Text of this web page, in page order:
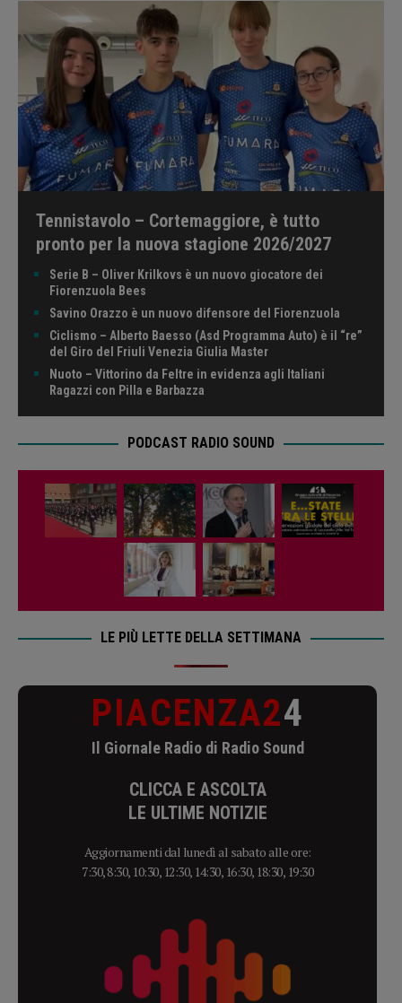
Tennistavolo – Cortemaggiore, è tutto
pronto per la nuova stagione 2026/2027
Serie B – Oliver Krilkovs è un nuovo giocatore dei
Fiorenzuola Bees
Savino Orazzo è un nuovo difensore del Fiorenzuola
Ciclismo – Alberto Baesso (Asd Programma Auto) è il “re”
del Giro del Friuli Venezia Giulia Master
Nuoto – Vittorino da Feltre in evidenza agli Italiani
Ragazzi con Pilla e Barbazza
PODCAST RADIO SOUND
LE PIÙ LETTE DELLA SETTIMANA
PIACENZA24
Il Giornale Radio di Radio Sound
CLICCA E ASCOLTA
LE ULTIME NOTIZIE
Aggiornamenti dal lunedì al sabato alle ore:
7:30, 8:30, 10:30, 12:30, 14:30, 16:30, 18:30, 19:30